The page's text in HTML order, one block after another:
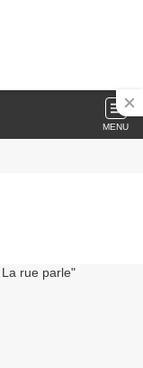
MENU